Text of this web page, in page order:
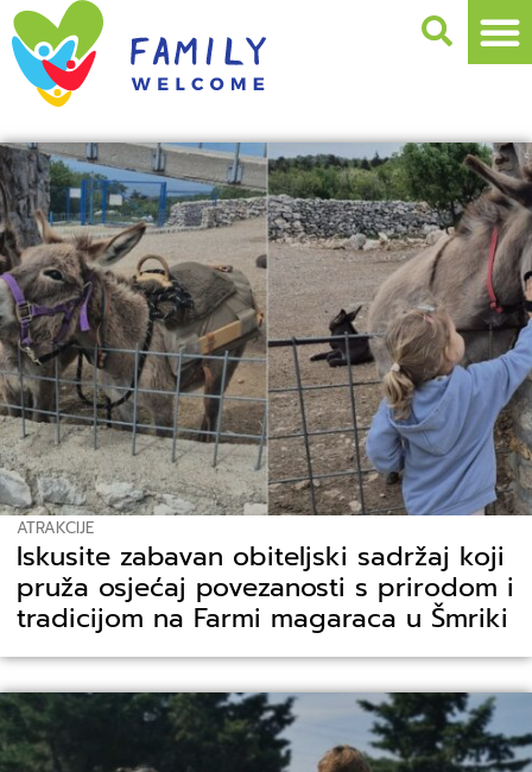
ATRAKCIJE
Iskusite zabavan obiteljski sadržaj koji
pruža osjećaj povezanosti s prirodom i
tradicijom na Farmi magaraca u Šmriki